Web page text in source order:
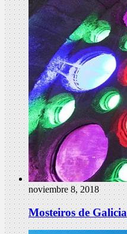
noviembre 8, 2018
Mosteiros de Galicia